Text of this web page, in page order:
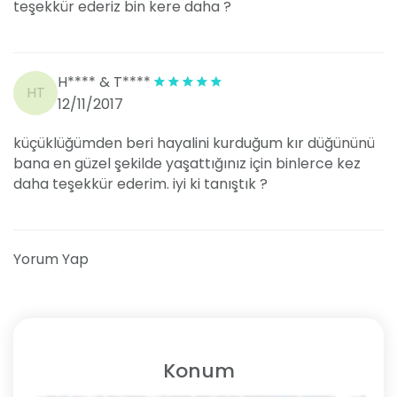
teşekkür ederiz bin kere daha ?
HT
H**** & T****
12/11/2017
küçüklüğümden beri hayalini kurduğum kır düğününü
bana en güzel şekilde yaşattığınız için binlerce kez
daha teşekkür ederim. iyi ki tanıştık ?
Yorum Yap
Konum